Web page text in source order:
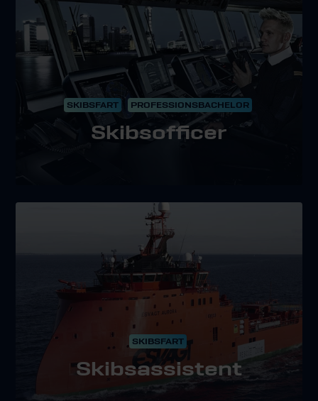
SKIBSFART PROFESSIONSBACHELOR
Skibsofficer
SKIBSFART
Skibsassistent